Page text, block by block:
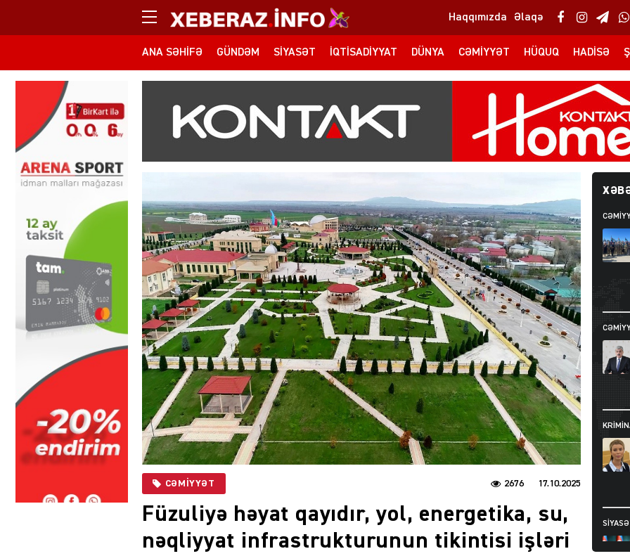
Haqqımızda Əlaqə
ANA SƏHIFƏ GÜNDƏM SIYASƏT İQTISADIYYAT DÜNYA CƏMIYYƏT HÜQUQ HADISƏ
CƏMIYYƏT 17.10.2025
2676
Füzuliyə həyat qayıdır, yol, energetika, su,
nəqliyyat infrastrukturunun tikintisi işləri